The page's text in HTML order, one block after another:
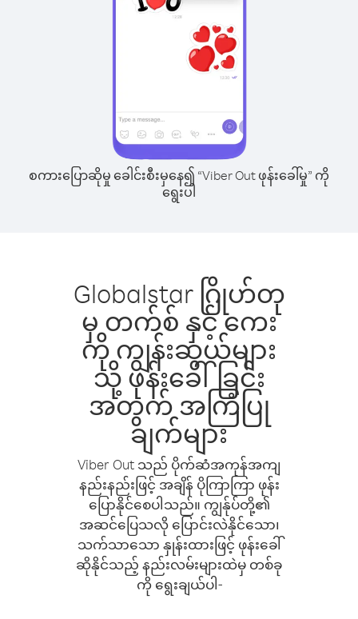
စကားပြောဆိုမှု ခေါင်းစီးမှနေ၍ “Viber Out ဖုန်းခေါ်မှု” ကို
ရွေးပါ
Globalstar ဂြိုဟ်တု
မှ တက်စ် နှင့် ကေး
ကို ကျွန်းဆွယ်များ
သို့ ဖုန်းခေါ်ခြင်း
အတွက် အကြံပြု
ချက်များ
Viber Out သည် ပိုက်ဆံအကုန်အကျ
နည်းနည်းဖြင့် အချိန် ပိုကြာကြာ ဖုန်း
ပြောနိုင်စေပါသည်။ ကျွန်ုပ်တို့၏
အဆင်ပြေသလို ပြောင်းလဲနိုင်သော၊
သက်သာသော နှုန်းထားဖြင့် ဖုန်းခေါ်
ဆိုနိုင်သည့် နည်းလမ်းများထဲမှ တစ်ခု
ကို ရွေးချယ်ပါ-